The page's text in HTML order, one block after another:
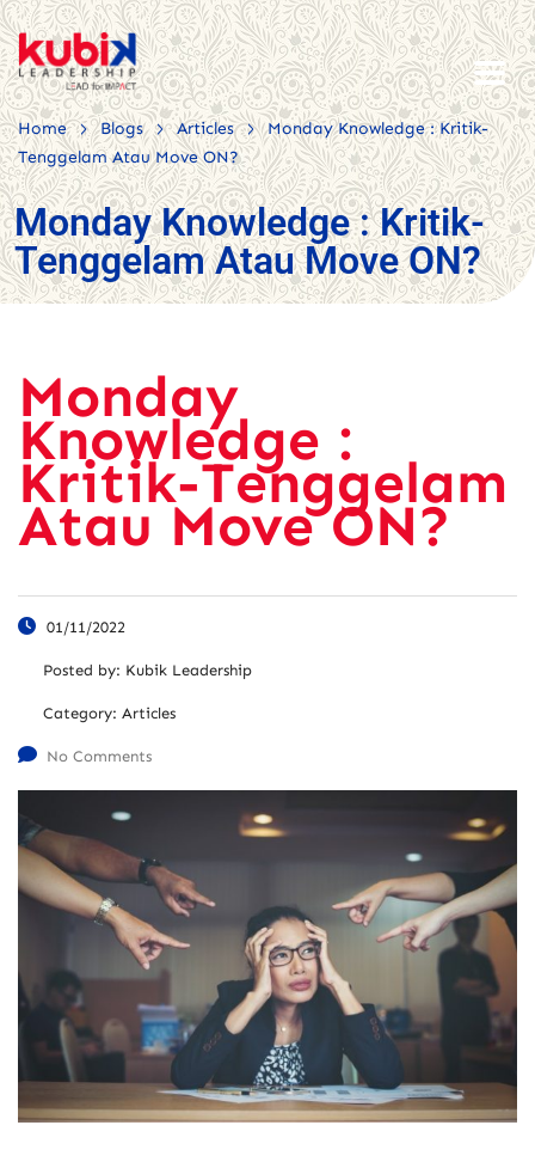
Home > Blogs > Articles >
Monday Knowledge : Kritik-
Tenggelam Atau Move ON?
Monday Knowledge : Kritik-
Tenggelam Atau Move ON?
Monday
Knowledge :
Kritik-Tenggelam
Atau Move ON?
01/11/2022
Posted by: Kubik Leadership
Category: Articles
No Comments